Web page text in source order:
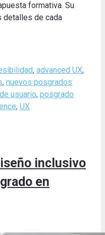
formativa. Su
detalles de cada
, advanced UX,
, nuevos posgrados
usuario, posgrado
, UX
inclusivo
en